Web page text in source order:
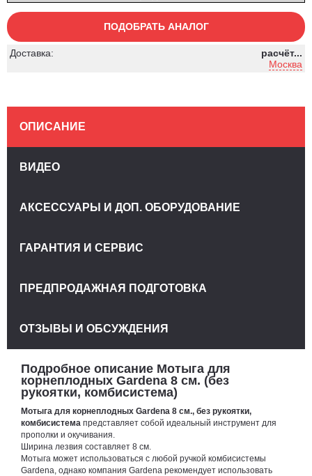
ПОДОБРАТЬ АНАЛОГ
Доставка:
расчёт...
Москва
Подробное описание Мотыга для
корнеплодных Gardena 8 см. (без
рукоятки, комбисистема)
Мотыга для корнеплодных Gardena 8 см., без рукоятки,
комбисистема представляет собой идеальный инструмент для
прополки и окучивания.
Ширина лезвия составляет 8 см.
Мотыга может использоваться с любой ручкой комбисистемы
Gardena, однако компания Gardena рекомендует использовать
ОПИСАНИЕ
ВИДЕО
АКСЕССУАРЫ И ДОП. ОБОРУДОВАНИЕ
ГАРАНТИЯ И СЕРВИС
ПРЕДПРОДАЖНАЯ ПОДГОТОВКА
ОТЗЫВЫ И ОБСУЖДЕНИЯ